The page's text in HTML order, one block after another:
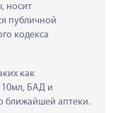
носит
публичной
кодекса
как
10мл, БАД и
ближайшей аптеки.